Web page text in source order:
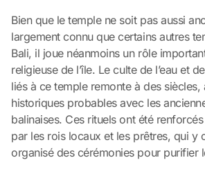
Bien que le temple ne soit pas aussi
largement connu que certains autres
Bali, il joue néanmoins un rôle
religieuse de l’île. Le culte de l’eau et
liés à ce temple remonte à des siècles,
historiques probables avec les
balinaises. Ces rituels ont été
par les rois locaux et les prêtres, qui y
organisé des cérémonies pour purifier